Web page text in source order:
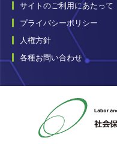
サイトのご利用にあたって
プライバシーポリシー
人権方針
各種お問い合わせ